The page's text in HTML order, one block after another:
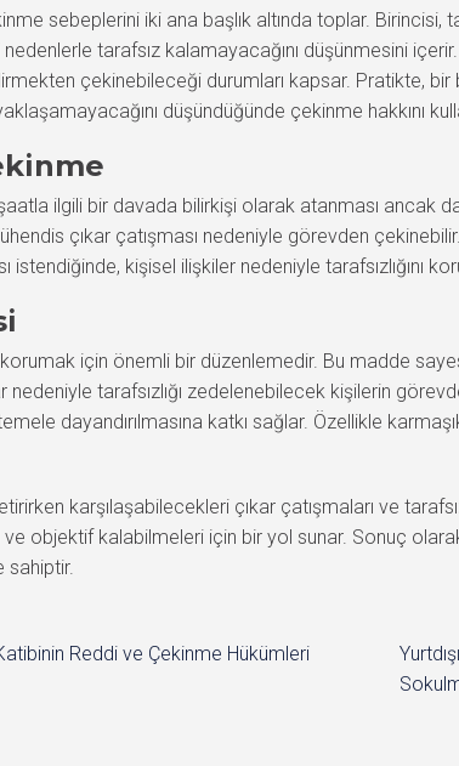
sebeplerini iki ana başlık altında toplar. Birincisi,
tarafsız kalamayacağını düşünmesini
çekinebileceği durumları kapsar. Pratikte,
düşündüğünde çekinme hakkını
ilgili bir davada bilirkişi olarak atanması ancak
çıkar çatışması nedeniyle görevden
istendiğinde, kişisel ilişkiler nedeniyle tarafsızlığını
için önemli bir düzenlemedir. Bu madde
tarafsızlığı zedelenebilecek kişilerin
dayandırılmasına katkı sağlar. Özellikle
karşılaşabilecekleri çıkar çatışmaları ve
objektif kalabilmeleri için bir yol sunar. Sonuç
sahiptir.
Reddi ve Çekinme Hükümleri